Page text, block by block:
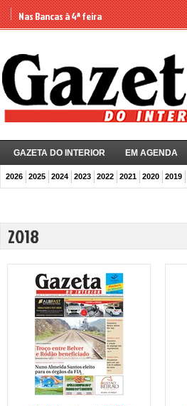
Nas Bancas à 4ª feira
GAZETA DO INTERIOR EM AGENDA
2026 2025 2024 2023 2022 2021 2020 2019
2018